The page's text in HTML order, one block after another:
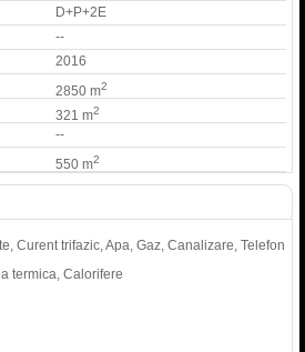
D+P+2E
--
2016
2850 m2
321 m2
--
550 m2
Curent trifazic, Apa, Gaz, Canalizare, Telefon
termica, Calorifere